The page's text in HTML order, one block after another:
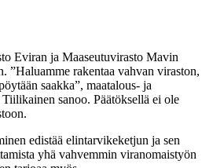
Eviran ja Maaseutuvirasto Mavin
”Haluamme rakentaa vahvan viraston,
saakka”, maatalous- ja
sanoo. Päätöksellä ei ole
edistää elintarvikeketjun ja sen
yhä vahvemmin viranomaistyön